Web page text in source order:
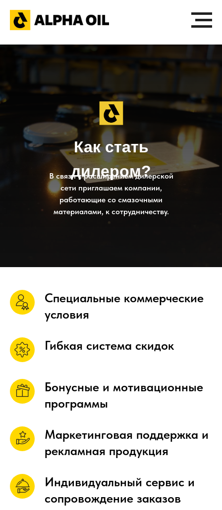
Как стать
дилером?
В связи с расширением дилерской
сети приглашаем компании,
работающие со смазочными
материалами, к сотрудничеству.
Специальные коммерческие
условия
Гибкая система скидок
Бонусные и мотивационные
программы
Маркетинговая поддержка и
рекламная продукция
Индивидуальный сервис и
сопровождение заказов